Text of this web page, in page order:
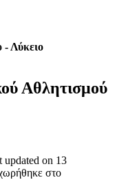
- Λύκειο
Αθλητισμού
updated on 13
στο